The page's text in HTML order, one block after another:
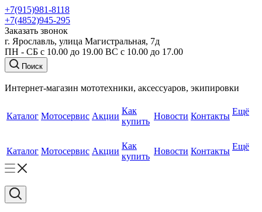
+7(915)981-8118
+7(4852)945-295
Заказать звонок
г. Ярославль, улица Магистральная, 7д
ПН - СБ с 10.00 до 19.00 ВС с 10.00 до 17.00
Поиск
Интернет-магазин мототехники, аксессуаров, экипировки
Каталог Мотосервис Акции
Как
купить
Новости Контакты Ещё
Каталог Мотосервис Акции
Как
купить
Новости Контакты Ещё